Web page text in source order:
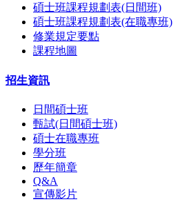
碩士班課程規劃表(日間班)
碩士班課程規劃表(在職專班)
修業規定要點
課程地圖
招生資訊
日間碩士班
甄試(日間碩士班)
碩士在職專班
學分班
歷年簡章
Q&A
宣傳影片